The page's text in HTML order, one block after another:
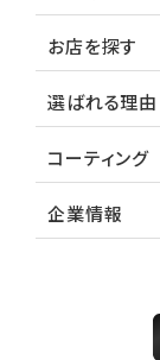
お店を探す
選ばれる理由
コーティング
企業情報